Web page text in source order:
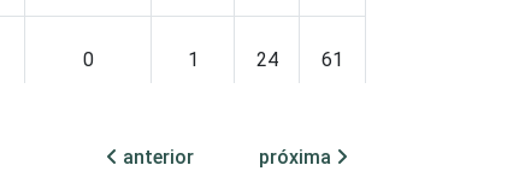
0 1 24 61
anterior próxima